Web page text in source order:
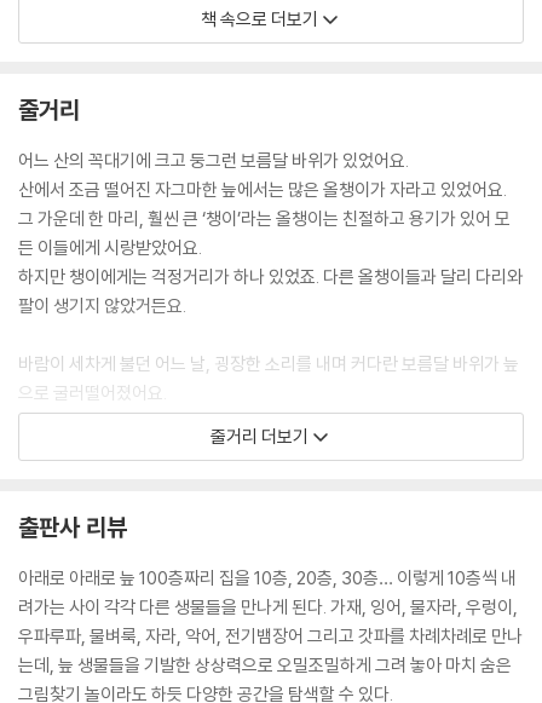
눈 딱 감고 안으로 뛰어들었습니다. --- pp.4-5
이 집은 10층씩 다른 생물이 살고 있으니 다른 곳을 찾아가 봐.”
“쭉 아래 100층에 힘센 존재가 산다고 들었어. 갈 길이 머니까 우선 여기서
배를 든든히 채우고 떠나거라.” --- pp.8-9
“이봐, 거기 젊은이. 우리 좀 도와주지 않겠나?”
“전 지금 아주 바쁘다고요!”
“우리는 이 늪의 택배 일을 맡고 있지. 상자 100개를 배달해야 하니 좀 날
“지금 일하러 온 게 아니란 말이에요!”
30층에 다다랐습니다. 다음 층에는 누가 살까요? --- pp.10-11
“우리는 물벼룩이야. 잘 부탁해.”
“고마워!” 그렇긴 한데 너희들로선 바위를 움직이기 힘들 거야.“
그런데 바위는 꿈쩍도 하지 않습니다.
“아, 어쩌지. 조금도 움직이질 않아.”
챙이가 이렇게 중얼거린 바로 그때입니다.
책 속으로 더보기
줄거리
어느 산의 꼭대기에 크고 둥그런 보름달 바위가 있었어요.
산에서 조금 떨어진 자그마한 늪에서는 많은 올챙이가 자라고 있었어요.
그 가운데 한 마리, 훨씬 큰 ‘챙이’라는 올챙이는 친절하고 용기가 있어 모
든 이들에게 시랑받았어요.
하지만 챙이에게는 걱정거리가 하나 있었죠. 다른 올챙이들과 달리 다리와
팔이 생기지 않았거든요.
바람이 세차게 불던 어느 날, 굉장한 소리를 내며 커다란 보름달 바위가 늪
으로 굴러떨어졌어요.
늪에 끼여 버린 바위는 조금씩 조금씩 아래로 잠기기 시작했어요.
챙이는 도와줄 이들을 찾아 아래로 헤엄쳐 내려갔어요. 챙이 앞에 이상한
“미안하구나. 더 아래로 내려가 보렴.”
가재의 집을 지나니 잉어가 사는 집이 있었어요.
“이 집은 10층씩 다른 생물이 살고 있단다. 쭉 아래 100층에 힘센 존재가
산다고 들었어. 거기 가서 도움을 청해 봐.”
100층에는 누가 살까요?
줄거리 더보기
출판사 리뷰
아래로 아래로 늪 100층짜리 집을 10층, 20층, 30층… 이렇게 10층씩 내
려가는 사이 각각 다른 생물들을 만나게 된다. 가재, 잉어, 물자라, 우렁이,
우파루파, 물벼룩, 자라, 악어, 전기뱀장어 그리고 갓파를 차례차례로 만나
는데, 늪 생물들을 기발한 상상력으로 오밀조밀하게 그려 놓아 마치 숨은
그림찾기 놀이라도 하듯 다양한 공간을 탐색할 수 있다.